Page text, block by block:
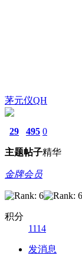
茅元仪QH
29
主题
495
帖子
0
精华
金牌会员
积分
1114
发消息